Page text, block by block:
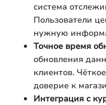
система
Пользователи
нужную
Точное время
обновления
клиентов.
доверие к
Интеграция с